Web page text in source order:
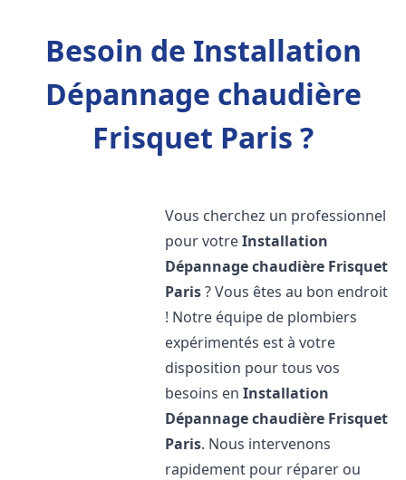
Besoin de Installation
Dépannage chaudière
Frisquet Paris ?
Vous cherchez un professionnel
pour votreInstallation
Dépannage chaudière Frisquet
Paris? Vous êtes au bon endroit
! Notre équipe de plombiers
expérimentés est à votre
disposition pour tous vos
besoins enInstallation
Dépannage chaudière Frisquet
Paris. Nous intervenons
rapidement pour réparer ou